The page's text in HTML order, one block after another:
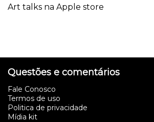
Art talks na Apple store
Questões e comentários
Fale Conosco
Termos de uso
Politica de privacidade
Mídia kit